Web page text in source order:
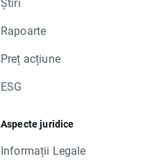
Rapoarte
Preț acțiune
ESG
Aspecte juridice
Informații Legale